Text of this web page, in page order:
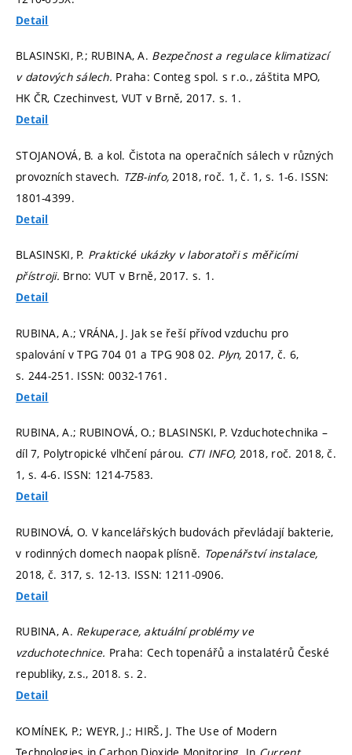
Detail
BLASINSKI, P.; RUBINA, A. Bezpečnost a regulace klimatizací
v datových sálech. Praha: Conteg spol. s r.o., záštita MPO,
HK ČR, Czechinvest, VUT v Brně, 2017. s. 1.
Detail
STOJANOVÁ, B. a kol. Čistota na operačních sálech v různých
provozních stavech. TZB-info, 2018, roč. 1, č. 1,s. 1-6. ISSN:
1801-4399.
Detail
BLASINSKI, P. Praktické ukázky v laboratoři s měřicími
přístroji. Brno: VUT v Brně, 2017. s. 1.
Detail
RUBINA, A.; VRÁNA, J. Jak se řeší přívod vzduchu pro
spalování v TPG 704 01 a TPG 908 02. Plyn, 2017, č. 6,
s. 244-251. ISSN: 0032-1761.
Detail
RUBINA, A.; RUBINOVÁ, O.; BLASINSKI, P. Vzduchotechnika –
díl 7, Polytropické vlhčení párou. CTI INFO, 2018, roč. 2018, č.
1, s. 4-6. ISSN: 1214-7583.
Detail
RUBINOVÁ, O. V kancelářských budovách převládají bakterie,
v rodinných domech naopak plísně. Topenářství instalace,
2018, č. 317, s. 12-13. ISSN: 1211-0906.
Detail
RUBINA, A. Rekuperace, aktuální problémy ve
vzduchotechnice. Praha: Cech topenářů a instalatérů České
republiky, z.s., 2018.s. 2.
Detail
KOMÍNEK, P.; WEYR, J.; HIRŠ, J. The Use of Modern
Technologies in Carbon Dioxide Monitoring. In Current